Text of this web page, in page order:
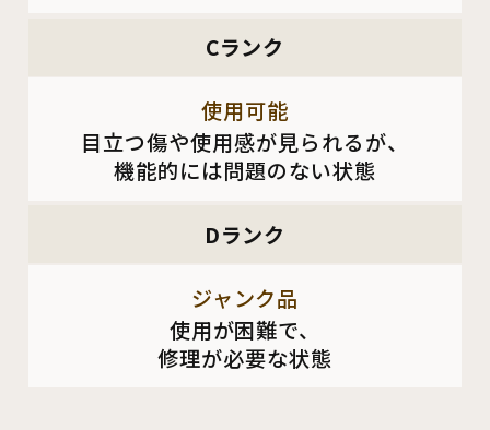
Cランク
使用可能
目立つ傷や使用感が見られるが、
機能的には問題のない状態
Dランク
ジャンク品
使用が困難で、
修理が必要な状態